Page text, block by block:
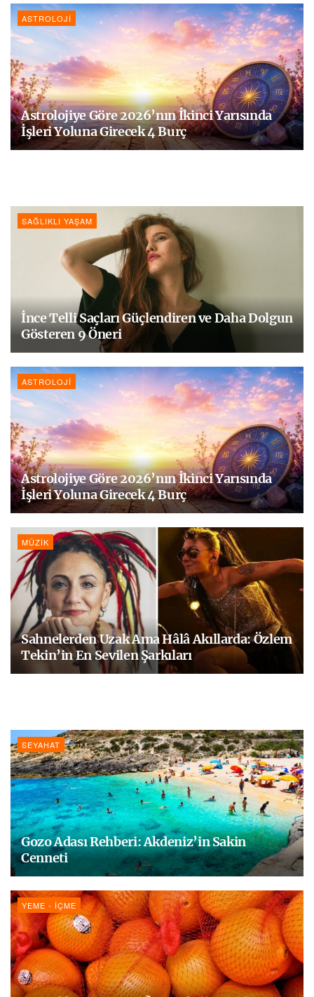
ASTROLOJI
Astrolojiye Göre 2026’nın İkinci Yarısında
İşleri Yoluna Girecek 4 Burç
SAĞLIKLI YAŞAM
İnce Telli Saçları Güçlendiren ve Daha Dolgun
Gösteren 9 Öneri
ASTROLOJI
Astrolojiye Göre 2026’nın İkinci Yarısında
İşleri Yoluna Girecek 4 Burç
MÜZIK
Sahnelerden Uzak Ama Hâlâ Akıllarda: Özlem
Tekin’in En Sevilen Şarkıları
SEYAHAT
Gozo Adası Rehberi: Akdeniz’in Sakin
Cenneti
YEME - İÇME